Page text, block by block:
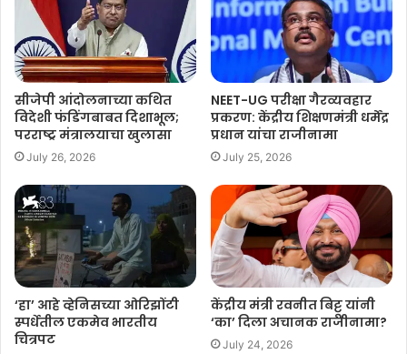
सीजेपी आंदोलनाच्या कथित
विदेशी फंडिंगबाबत दिशाभूल;
परराष्ट्र मंत्रालयाचा खुलासा
July 26, 2026
NEET-UG परीक्षा गैरव्यवहार
प्रकरण: केंद्रीय शिक्षणमंत्री धर्मेंद्र
प्रधान यांचा राजीनामा
July 25, 2026
‘हा’ आहे ​व्हेनिसच्या ओरिझोंटी
स्पर्धेतील एकमेव भारतीय
चित्रपट
केंद्रीय मंत्री रवनीत बिट्टू यांनी
‘का’ दिला अचानक राजीनामा?
July 24, 2026